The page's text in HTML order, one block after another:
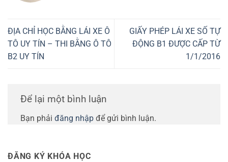
ĐỊA CHỈ HỌC BẰNG LÁI XE Ô
TÔ UY TÍN – THI BẰNG Ô TÔ
B2 UY TÍN
GIẤY PHÉP LÁI XE SỐ TỰ
ĐỘNG B1 ĐƯỢC CẤP TỪ
1/1/2016
Để lại một bình luận
Bạn phải đăng nhập để gửi bình luận.
ĐĂNG KÝ KHÓA HỌC